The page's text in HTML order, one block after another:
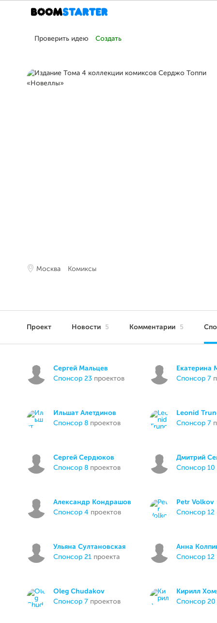
Проверить идею Создать
Москва Комиксы
Проект Новости 5 Комментарии 5
Сергей Мальцев
спонсор 23 проектов
Екатерина
спонсор 7
Ильшат Алетдинов
спонсор 8 проектов
Leonid
спонсор 7
Сергей Сердюков
спонсор 8 проектов
Дмитрий
спонсор 10
Александр Кондрашов
спонсор 4 проектов
Petr Volkov
спонсор 12
Ульяна Султановская
спонсор 21 проекта
Анна
спонсор 12
Oleg Chudakov
спонсор 7 проектов
Кирилл
спонсор 20